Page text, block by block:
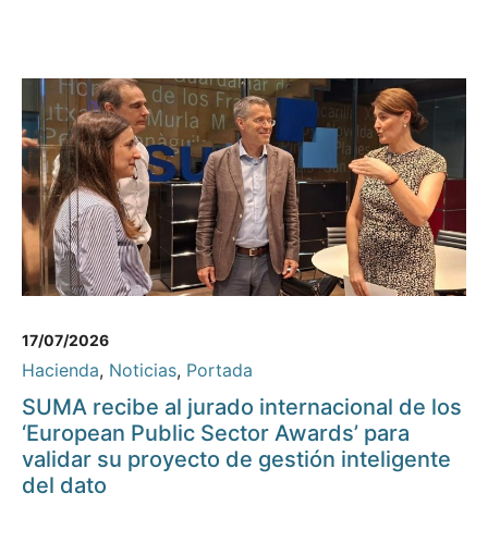
17/07/2026
Hacienda, Noticias, Portada
SUMA recibe al jurado internacional de los
‘European Public Sector Awards’ para
validar su proyecto de gestión inteligente
del dato